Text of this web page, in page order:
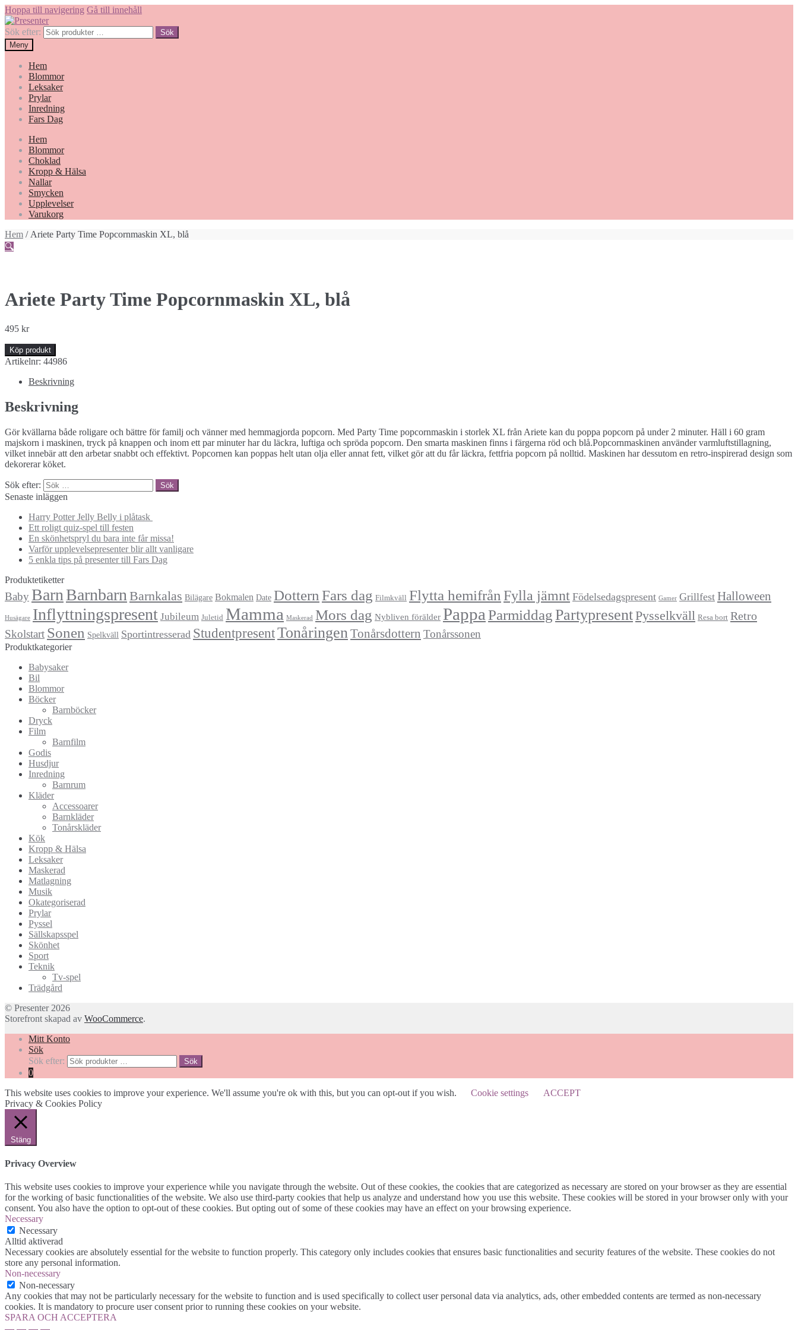
Hoppa till navigering Gå till innehåll
Sök efter:
Sök
Meny
Hem
Blommor
Leksaker
Prylar
Inredning
Fars Dag
Hem
Blommor
Choklad
Kropp & Hälsa
Nallar
Smycken
Upplevelser
Varukorg
Hem / Ariete Party Time Popcornmaskin XL, blå
🔍
Ariete Party Time Popcornmaskin XL, blå
495 kr
Köp produkt
Artikelnr: 44986
Beskrivning
Beskrivning
Gör kvällarna både roligare och bättre för familj och vänner med hemmagjorda popcorn. Med Party Time popcornmaskin i storlek XL från Ariete kan du poppa popcorn på under 2 minuter. Häll i 60 gram
majskorn i maskinen, tryck på knappen och inom ett par minuter har du läckra, luftiga och spröda popcorn. Den smarta maskinen finns i färgerna röd och blå.Popcornmaskinen använder varmluftstillagning,
vilket innebär att den arbetar snabbt och effektivt. Popcornen kan poppas helt utan olja eller annat fett, vilket gör att du får läckra, fettfria popcorn på nolltid. Maskinen har dessutom en retro-inspirerad design som
dekorerar köket.
Sök efter:
Senaste inläggen
Harry Potter Jelly Belly i plåtask
Ett roligt quiz-spel till festen
En skönhetspryl du bara inte får missa!
Varför upplevelsepresenter blir allt vanligare
5 enkla tips på presenter till Fars Dag
Produktetiketter
Baby Barn Barnbarn Barnkalas Bilägare Bokmalen Date Dottern Fars dag Filmkväll Flytta hemifrån Fylla jämnt Födelsedagspresent Gamer Grillfest Halloween
Husägare Inflyttningspresent Jubileum Juletid Mamma Maskerad Mors dag Nybliven förälder Pappa ParmiddagPartypresentPysselkväll Resa bort Retro
Skolstart Sonen Spelkväll Sportintresserad StudentpresentTonåringen Tonårsdottern Tonårssonen
Produktkategorier
Babysaker
Bil
Blommor
Böcker
Barnböcker
Dryck
Film
Barnfilm
Godis
Husdjur
Inredning
Barnrum
Kläder
Accessoarer
Barnkläder
Tonårskläder
Kök
Kropp & Hälsa
Leksaker
Maskerad
Matlagning
Musik
Okategoriserad
Prylar
Pyssel
Sällskapsspel
Skönhet
Sport
Teknik
Tv-spel
Trädgård
© Presenter 2026
Storefront skapad av WooCommerce.
Mitt Konto
Sök
Sök efter:
Sök
0
This website uses cookies to improve your experience. We'll assume you're ok with this, but you can opt-out if you wish.
Cookie settings
ACCEPT
Privacy & Cookies Policy
Stäng
Privacy Overview
This website uses cookies to improve your experience while you navigate through the website. Out of these cookies, the cookies that are categorized as necessary are stored on your browser as they are essential
for the working of basic functionalities of the website. We also use third-party cookies that help us analyze and understand how you use this website. These cookies will be stored in your browser only with your
consent. You also have the option to opt-out of these cookies. But opting out of some of these cookies may have an effect on your browsing experience.
Necessary
Necessary
Alltid aktiverad
Necessary cookies are absolutely essential for the website to function properly. This category only includes cookies that ensures basic functionalities and security features of the website. These cookies do not
store any personal information.
Non-necessary
Non-necessary
Any cookies that may not be particularly necessary for the website to function and is used specifically to collect user personal data via analytics, ads, other embedded contents are termed as non-necessary
cookies. It is mandatory to procure user consent prior to running these cookies on your website.
SPARA OCH ACCEPTERA